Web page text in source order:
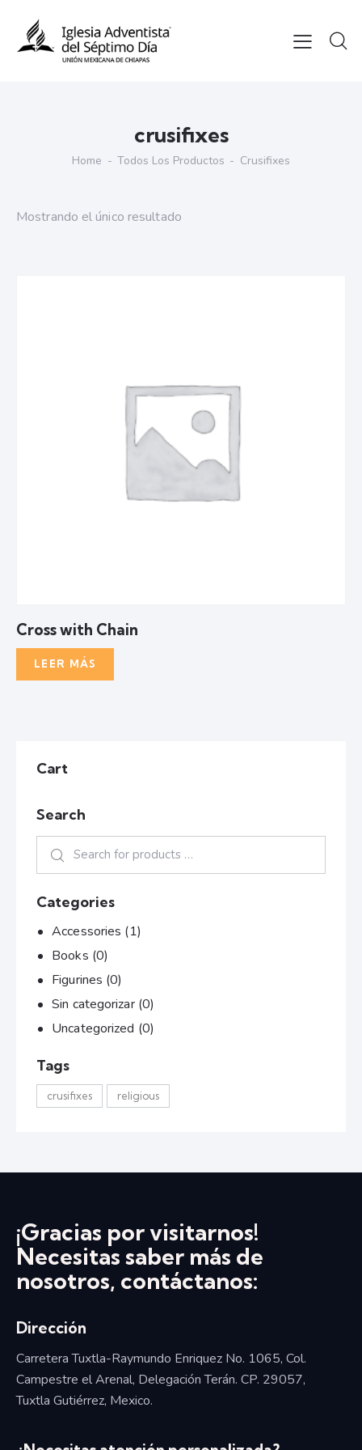
crusifixes
Home Todos Los Productos Crusifixes
Mostrando el único resultado
Cross with Chain
LEER MÁS
Cart
Search
Categories
Accessories (1)
Books (0)
Figurines (0)
Sin categorizar (0)
Uncategorized (0)
Tags
crusifixes religious
¡Gracias por visitarnos!
Necesitas saber más de
nosotros, contáctanos:
Dirección
Carretera Tuxtla-Raymundo Enriquez No. 1065, Col.
Campestre el Arenal, Delegación Terán. CP. 29057,
Tuxtla Gutiérrez, Mexico.